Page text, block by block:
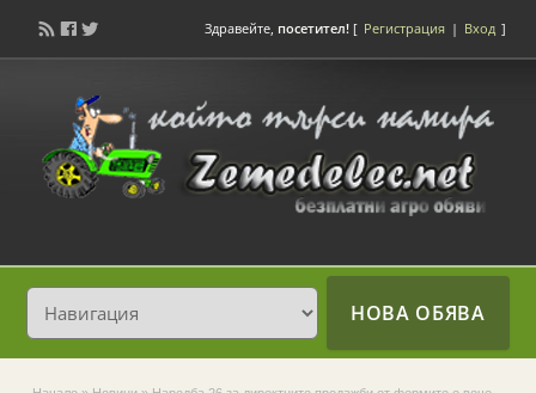
Здравейте, посетител! [ Регистрация | Вход ]
НОВА ОБЯВА